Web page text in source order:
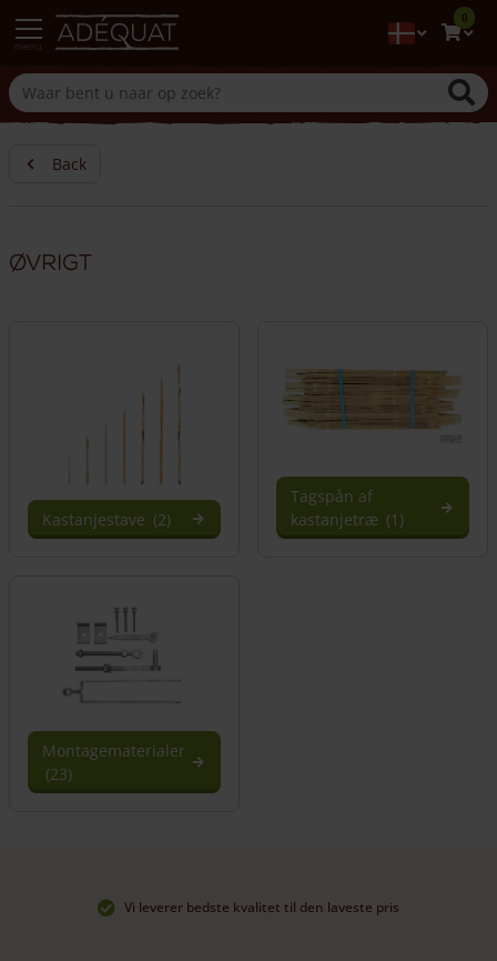
0
Back
Øvrigt
Kastanjestave (2)
Tagspån af
kastanjetræ (1)
Montagematerialer
(23)
Vi leverer bedste kvalitet til den laveste pris